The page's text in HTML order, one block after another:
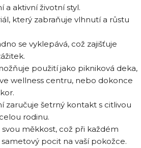
a aktivní životní styl.
který zabraňuje vlhnutí a růstu
se vyklepává, což zajišťuje
použití jako pikniková deka,
wellness centru, nebo dokonce
zaručuje šetrný kontakt s citlivou
rodinu.
měkkost, což při každém
pocit na vaší pokožce.